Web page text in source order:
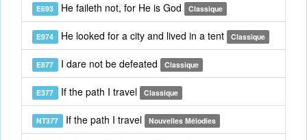
E693 He faileth not, for He is God Classique
E974 He looked for a city and lived in a tent Classique
E877 I dare not be defeated Classique
E377 If the path I travel Classique
NT377 If the path I travel Nouvelles Mélodies